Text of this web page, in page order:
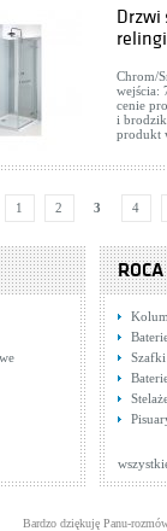
Drzwi
Chrom/
wejścia:
cenie
i
produkt
1 2 3 4
ROCA
Szafki
Bardzo dziękuję Panu-